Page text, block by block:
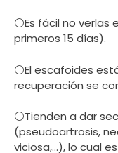
⚪Es fácil no
primeros 15 días).
⚪El escafoides
recuperación se
⚪Tienden a dar
(pseudoartrosis,
viciosa,…), lo cual